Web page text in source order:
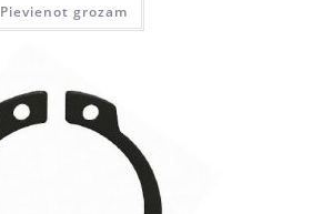
Pievienot grozam